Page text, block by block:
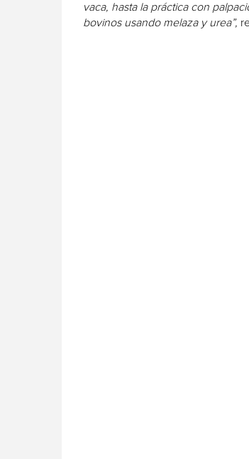
vaca, hasta la práctica con
bovinos usando melaza y urea”,